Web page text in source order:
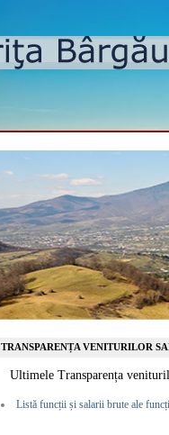
TRANSPARENȚA VENITURILOR
Ultimele Transparența
Listă funcții și salarii brute ale